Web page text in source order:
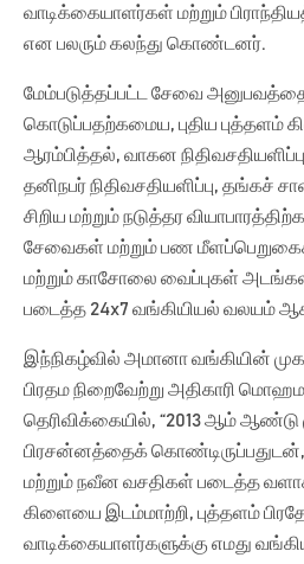
வாடிக்கையாளர்கள் மற்றும்
என பலரும் கலந்து கொண்டனர்.
மேம்படுத்தப்பட்ட சேவை
கொடுப்பதற்கமைய, புதிய புத்தளம்
ஆரம்பித்தல், வாகன நிதிவசதியளிப்பு,
தனிநபர் நிதிவசதியளிப்பு, தங்கச்
சிறிய மற்றும் நடுத்தர
சேவைகள் மற்றும் பண
மற்றும் காசோலை வைப்புகள்
படைத்த 24x7 வங்கியியல் வலயம்
இந்நிகழ்வில் அமானா வங்கியின்
பிரதம நிறைவேற்று அதிகாரி
தெரிவிக்கையில், “2013 ஆம் ஆண்டு
பிரசன்னத்தைக் கொண்டிருப்பதுடன்,
மற்றும் நவீன வசதிகள் படைத்த
கிளையை இடம்மாற்றி, புத்தளம்
வாடிக்கையாளர்களுக்கு எமது